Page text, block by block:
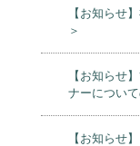
【お知らせ
＞
【お知らせ
ナーについ
【お知らせ